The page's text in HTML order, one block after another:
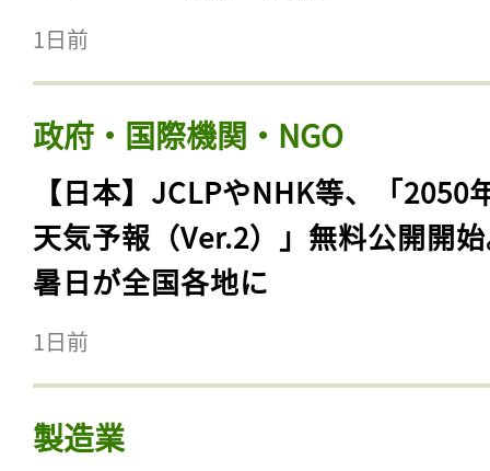
1日前
政府・国際機関・NGO
【日本】JCLPやNHK等、「2050
天気予報（Ver.2）」無料公開開
暑日が全国各地に
1日前
製造業